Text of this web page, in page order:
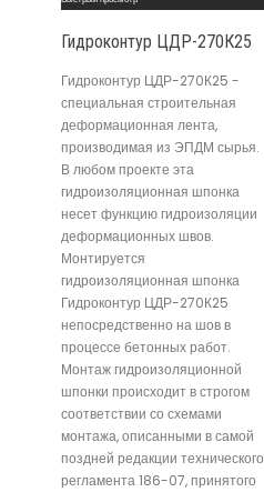
Гидроконтур ЦДР-270К25
Гидроконтур ЦДР-270К25 -
специальная строительная
деформационная лента,
производимая из ЭПДМ сырья.
В любом проекте эта
гидроизоляционная шпонка
несет функцию гидроизоляции
деформационных швов.
Монтируется
гидроизоляционная шпонка
Гидроконтур ЦДР-270К25
непосредственно на шов в
процессе бетонных работ.
Монтаж гидроизоляционной
шпонки происходит в строгом
соответствии со схемами
монтажа, описанными в самой
поздней редакции технического
регламента 186-07, принятого